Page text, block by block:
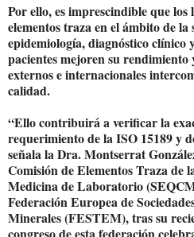
Por ello, es imprescindible que
elementos traza en el ámbito de
epidemiología, diagnóstico
pacientes mejoren su
externos e internacionales
calidad.
“Ello contribuirá a verificar la
requerimiento de la ISO 15189 y
señala la Dra. Montserrat
Comisión de Elementos Traza de
Medicina de Laboratorio
Federación Europea de
Minerales (FESTEM), tras su
congreso de esta federación